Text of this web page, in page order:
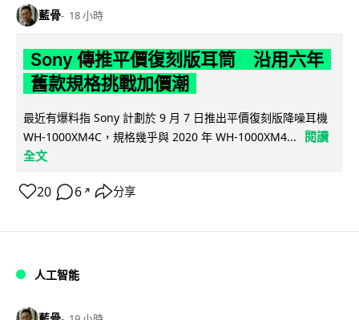
藍骨 18 小時
Sony 傳推平價復刻版耳筒 沿用六年
舊款規格挑戰加價潮
最近有爆料指 Sony 計劃於 9 月 7 日推出平價復刻版降噪耳機
WH-1000XM4C，規格幾乎與 2020 年 WH-1000XM4...
閱讀
全文
20 6 ↗ 分享
人工智能